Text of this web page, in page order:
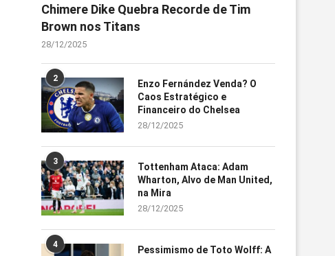
Chimere Dike Quebra Recorde de Tim
Brown nos Titans
28/12/2025
2
Enzo Fernández Venda? O
Caos Estratégico e
Financeiro do Chelsea
28/12/2025
3
Tottenham Ataca: Adam
Wharton, Alvo de Man United,
na Mira
28/12/2025
4
Pessimismo de Toto Wolff: A